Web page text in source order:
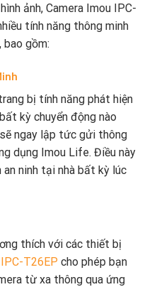
ảnh, Camera Imou IPC-
tính năng thông minh
bao gồm:
bị tính năng phát hiện
kỳ chuyển động nào
ngay lập tức gửi thông
dụng Imou Life. Điều này
ninh tại nhà bất kỳ lúc
thích với các thiết bị
T26EP cho phép bạn
từ xa thông qua ứng